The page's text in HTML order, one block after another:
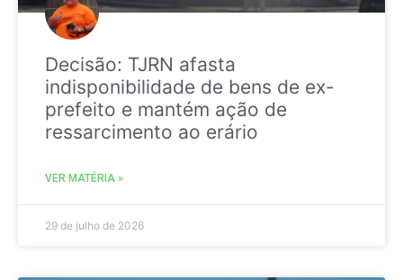
Decisão: TJRN afasta
indisponibilidade de bens de ex-
prefeito e mantém ação de
ressarcimento ao erário
VER MATÉRIA »
29 de julho de 2026